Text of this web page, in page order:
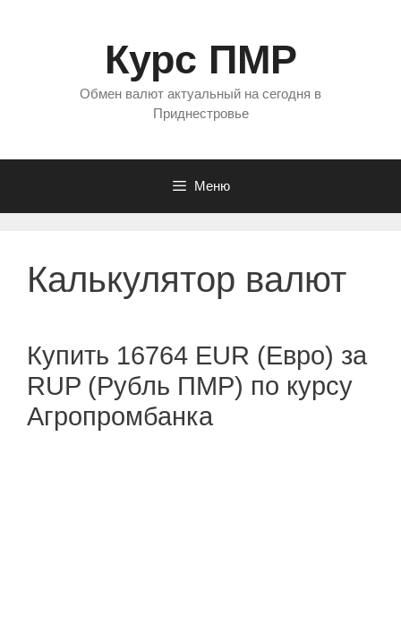
Курс ПМР
Обмен валют актуальный на сегодня в
Приднестровье
Меню
Калькулятор валют
Купить 16764 EUR (Евро) за
RUP (Рубль ПМР) по курсу
Агропромбанка